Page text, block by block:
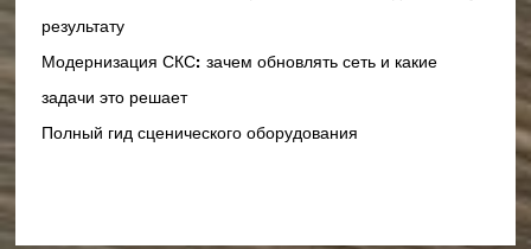
результату
Модернизация СКС: зачем обновлять сеть и какие
задачи это решает
Полный гид сценического оборудования